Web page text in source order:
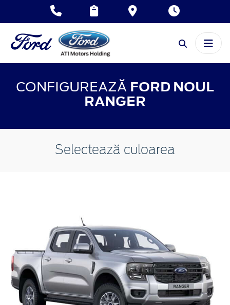
CONFIGUREAZĂ FORD NOUL
RANGER
Selectează culoarea